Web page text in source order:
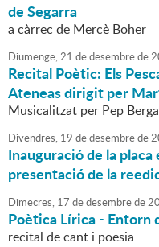
de Segarra
a càrrec de Mercè Boher
Diumenge,21 dedesembrede
Recital Poètic: Els
Ateneas dirigit per
Musicalitzat per Pep
Divendres, 19 dedesembrede
Inauguració de la
presentació de la
Dimecres, 17 dedesembrede
Poètica Lírica - Entorn
recital de cant i poesia